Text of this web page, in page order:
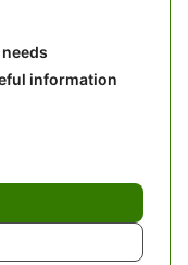
information